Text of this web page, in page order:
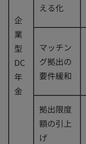
企
業
型
DC
年
金
える化
マッチン
グ拠出の
要件緩和
拠出限度
額の引上
げ